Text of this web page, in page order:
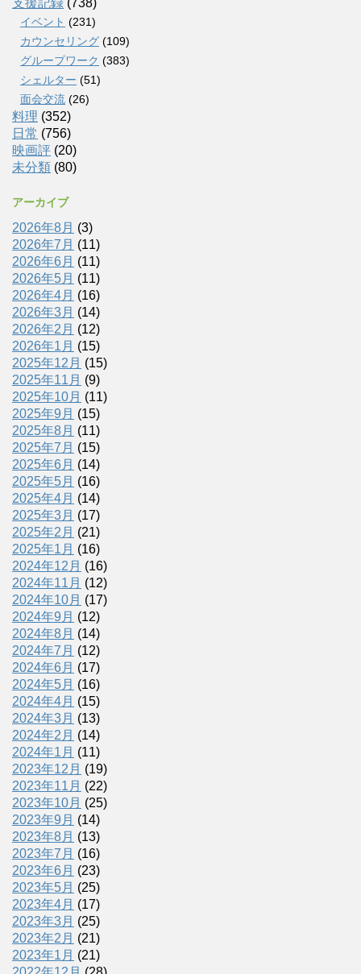
イベント (231)
カウンセリング (109)
グループワーク (383)
シェルター (51)
面会交流 (26)
料理 (352)
日常 (756)
映画評 (20)
未分類 (80)
アーカイブ
2026年8月 (3)
2026年7月 (11)
2026年6月 (11)
2026年5月 (11)
2026年4月 (16)
2026年3月 (14)
2026年2月 (12)
2026年1月 (15)
2025年12月 (15)
2025年11月 (9)
2025年10月 (11)
2025年9月 (15)
2025年8月 (11)
2025年7月 (15)
2025年6月 (14)
2025年5月 (16)
2025年4月 (14)
2025年3月 (17)
2025年2月 (21)
2025年1月 (16)
2024年12月 (16)
2024年11月 (12)
2024年10月 (17)
2024年9月 (12)
2024年8月 (14)
2024年7月 (12)
2024年6月 (17)
2024年5月 (16)
2024年4月 (15)
2024年3月 (13)
2024年2月 (14)
2024年1月 (11)
2023年12月 (19)
2023年11月 (22)
2023年10月 (25)
2023年9月 (14)
2023年8月 (13)
2023年7月 (16)
2023年6月 (23)
2023年5月 (25)
2023年4月 (17)
2023年3月 (25)
2023年2月 (21)
2023年1月 (21)